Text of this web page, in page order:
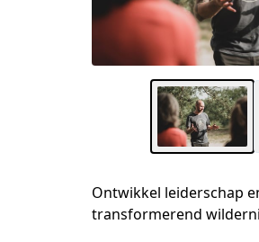
Ontwikkel leiderschap
transformerend